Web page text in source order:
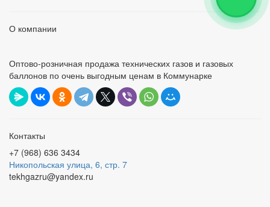
О компании
Оптово-розничная продажа технических газов и газовых
баллонов по очень выгодным ценам в Коммунарке
Контакты
+7 (968) 636 3434
Никопольская улица, 6, стр. 7
tekhgazru@yandex.ru